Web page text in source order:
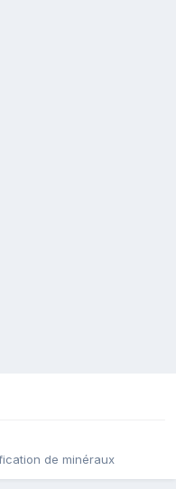
de minéraux